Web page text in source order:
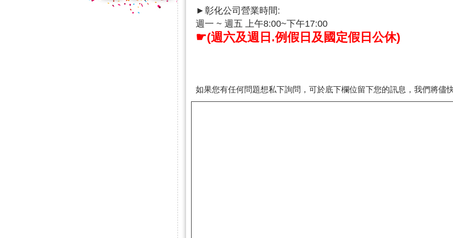
►彰化公司營業時間:
週一 ~ 週五 上午8:00~下午17:00
☛(週六及週日.例假日及國定假日公休)
如果您有任何問題想私下詢問，可於底下欄位留下您的訊息，我們將儘